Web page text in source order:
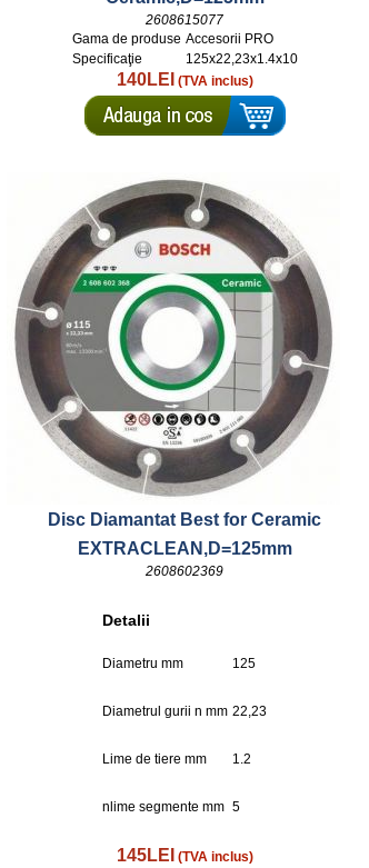
2608615077
Gama de produse Accesorii PRO
Specificaţie
125x22,23x1.4x10
140LEI (TVA inclus)
Disc Diamantat Best for Ceramic
EXTRACLEAN,D=125mm
2608602369
Detalii
Diametru mm 125
Diametrul gurii n mm 22,23
Lime de tiere mm 1.2
nlime segmente mm 5
145LEI (TVA inclus)